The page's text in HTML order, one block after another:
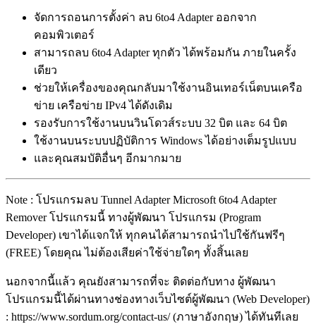
จัดการถอนการตั้งค่า ลบ 6to4 Adapter ออกจาก
คอมพิวเตอร์
สามารถลบ 6to4 Adapter ทุกตัว ได้พร้อมกัน ภายในครั้ง
เดียว
ช่วยให้เครื่องของคุณกลับมาใช้งานอินเทอร์เน็ตบนเครือ
ข่าย เครือข่าย IPv4 ได้ดังเดิม
รองรับการใช้งานบนวินโดวส์ระบบ 32 บิต และ 64 บิต
ใช้งานบนระบบปฏิบัติการ Windows ได้อย่างเต็มรูปแบบ
และคุณสมบัติอื่นๆ อีกมากมาย
Note : โปรแกรมลบ Tunnel Adapter Microsoft 6to4 Adapter
Remover โปรแกรมนี้ ทางผู้พัฒนา โปรแกรม (Program
Developer) เขาได้แจกให้ ทุกคนได้สามารถนำไปใช้กันฟรีๆ
(FREE) โดยคุณ ไม่ต้องเสียค่าใช้จ่ายใดๆ ทั้งสิ้นเลย
นอกจากนี้แล้ว คุณยังสามารถที่จะ ติดต่อกับทาง ผู้พัฒนา
โปรแกรมนี้ได้ผ่านทางช่องทางเว็บไซต์ผู้พัฒนา (Web Developer)
: https://www.sordum.org/contact-us/ (ภาษาอังกฤษ) ได้ทันทีเลย